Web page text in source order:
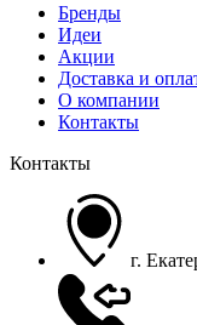
Бренды
Идеи
Акции
Доставка и
О компании
Контакты
Контакты
г.